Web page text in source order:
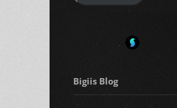
Bigiis Blog